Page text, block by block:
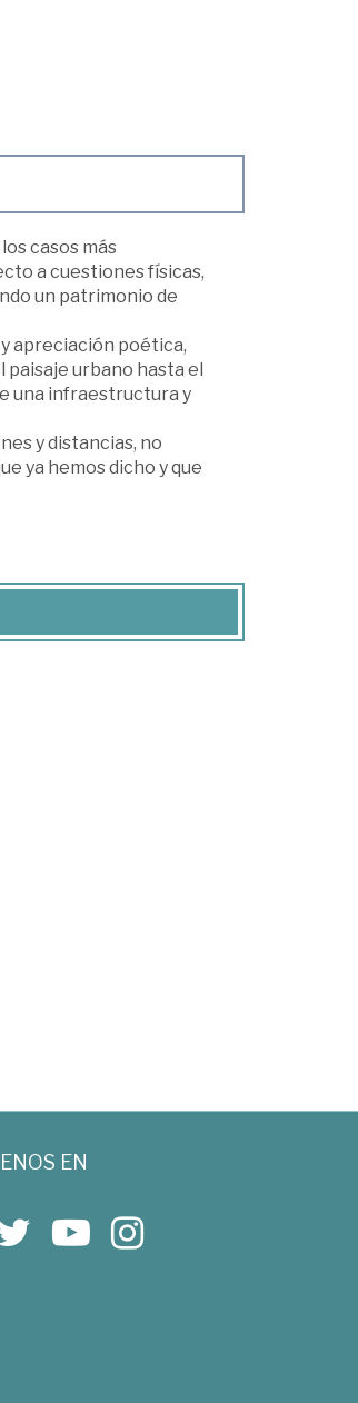
casos más
a cuestiones físicas,
un patrimonio de
apreciación poética,
urbano hasta el
una infraestructura y
y distancias, no
ya hemos dicho y que
EN